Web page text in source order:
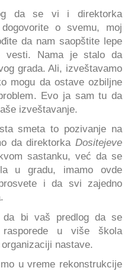
da se vi i direktorka
o svemu, moj
da nam saopštite lepe
vesti. Nama je stalo da
grada. Ali, izveštavamo
mogu da ostave ozbiljne
Evo ja sam tu da
izveštavanje.
smeta to pozivanje na
da direktorka Dositejeve
sastanku, već da se
u gradu, imamo ovde
i da svi zajedno
bi vaš predlog da se
rasporede u više škola
nastave.
u vreme rekonstrukcije